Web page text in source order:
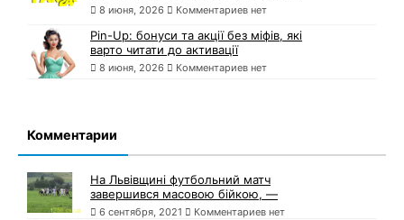
8 июня, 2026 Комментариев нет
Pin-Up: бонуси та акції без міфів, які
варто читати до активації
8 июня, 2026 Комментариев нет
Комментарии
На Львівщині футбольний матч
завершився масовою бійкою, —
6 сентября, 2021 Комментариев нет